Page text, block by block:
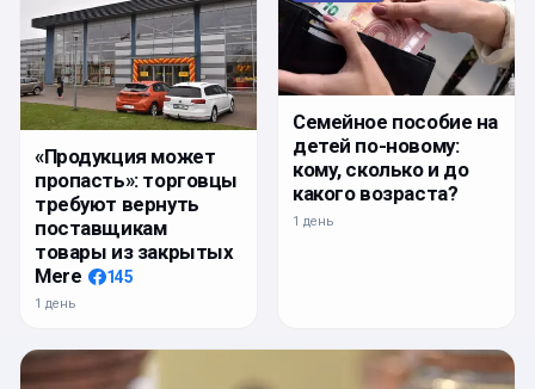
«Продукция может
пропасть»: торговцы
требуют вернуть
поставщикам
товары из закрытых
Mere
145
1 день
Семейное пособие на
детей по-новому:
кому, сколько и до
какого возраста?
1 день